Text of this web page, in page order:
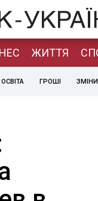
ЖИТТЯ
ОСВІТА ГРОШІ ЗМІНИ